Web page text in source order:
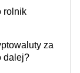
rolnik
za
dalej?